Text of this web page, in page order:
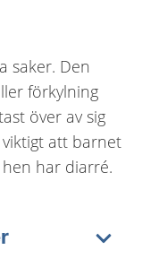
saker. Den
förkylning
över av sig
att barnet
har diarré.